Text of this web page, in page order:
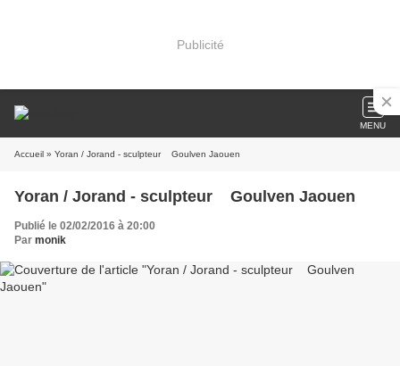
Publicité
MENU
Accueil » Yoran / Jorand - sculpteur Goulven Jaouen
Yoran / Jorand - sculpteur Goulven Jaouen
Publié le 02/02/2016 à 20:00
Par monik